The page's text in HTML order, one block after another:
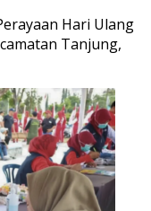
Hari Ulang
Tanjung,